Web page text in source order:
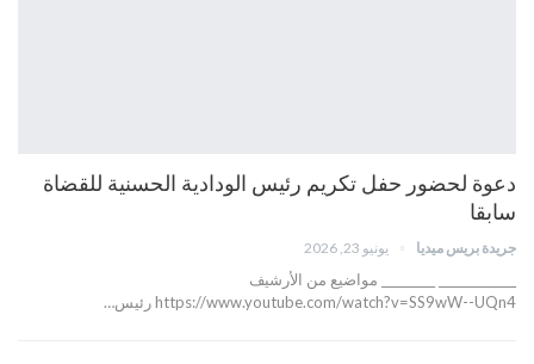
دعوة لحضور حفل تكريم رئيس الودادية الحسنية للقضاة
سابقا
جريدة بريس ميديا يونيو 23, 2026
_____________ _________ مواضيع من الأرشيف
https://www.youtube.com/watch?v=SS9wW--UQn4 رئيس…